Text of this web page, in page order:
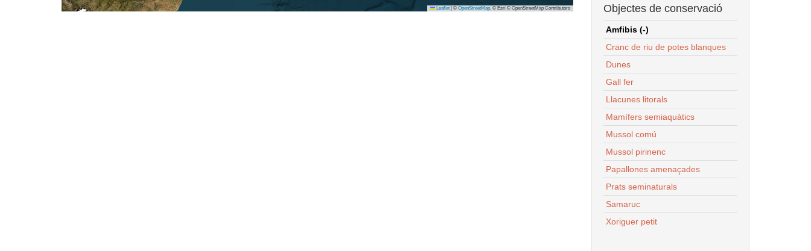
Leaflet © OpenStreetMap, © Esri © OpenStreetMap Contributors Objectes de conservació
Amfibis (-)
Cranc de riu de potes blanques
Dunes
Gall fer
Llacunes litorals
Mamífers semiaquàtics
Mussol comú
Mussol pirinenc
Papallones amenaçades
Prats seminaturals
Samaruc
Xoriguer petit